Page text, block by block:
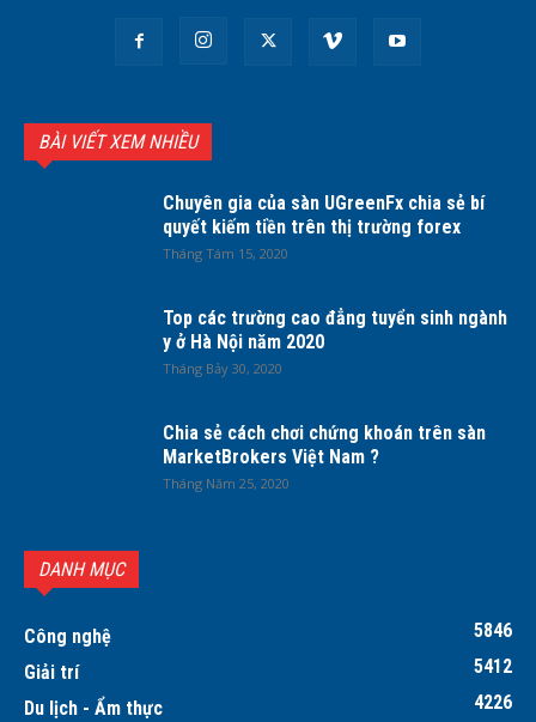
BÀI VIẾT XEM NHIỀU
Chuyên gia của sàn UGreenFx chia sẻ bí
quyết kiếm tiền trên thị trường forex
Tháng Tám 15, 2020
Top các trường cao đẳng tuyển sinh ngành
y ở Hà Nội năm 2020
Tháng Bảy 30, 2020
Chia sẻ cách chơi chứng khoán trên sàn
MarketBrokers Việt Nam ?
Tháng Năm 25, 2020
DANH MỤC
Công nghệ
5846
Giải trí
5412
Du lịch - Ẩm thực
4226